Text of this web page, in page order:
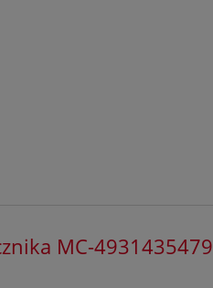
MC-4931435479